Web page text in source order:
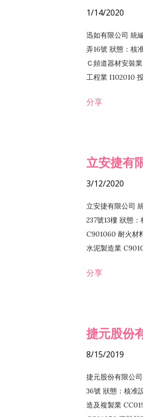
1/14/2020
迅如有限公司 統
弄16號 狀態：核
Ｃ頻道器材安裝
工程業 I102010
務 F102030 菸酒
分享
立安捷有
3/12/2020
立安捷有限公司
237號13樓 狀態
C901060 耐火材
水泥製造業
EZ99990 其他工
分享
捷元股份
8/15/2019
捷元股份有限公
36號 狀態：核准
造及複製業